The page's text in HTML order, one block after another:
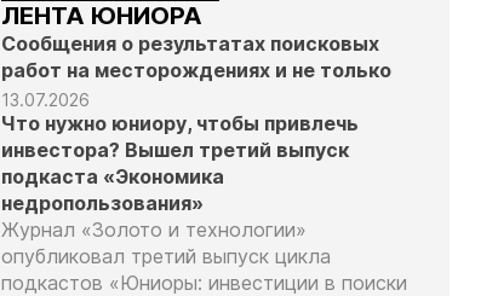
ЛЕНТА ЮНИОРА
Сообщения о результатах поисковых
работ на месторождениях и не только
13.07.2026
Что нужно юниору, чтобы привлечь
инвестора? Вышел третий выпуск
подкаста «Экономика
недропользования»
Журнал «Золото и технологии»
опубликовал третий выпуск цикла
подкастов «Юниоры: инвестиции в поиски